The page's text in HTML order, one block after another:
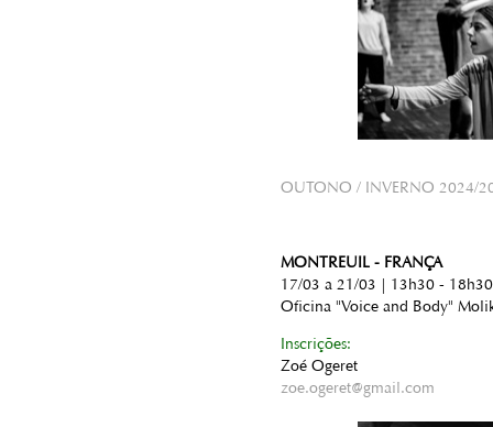
OUTONO / INVERNO 2024/
MONTREUIL - FRANÇA
17/03 a 21/03 | 13h30 - 18h30
Oficina "Voice and Body"
Inscrições:
Zoé Ogeret
zoe.ogeret@gmail.com